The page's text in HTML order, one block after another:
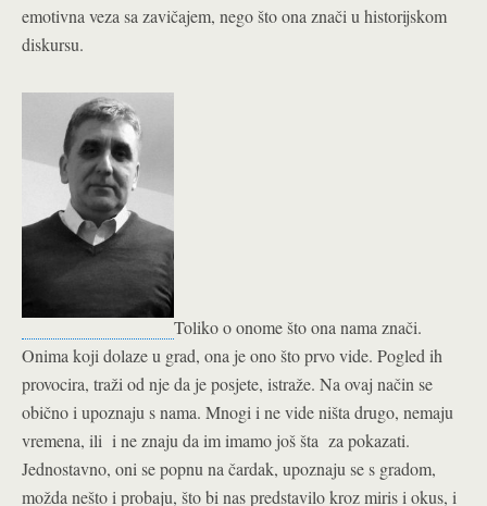
emotivna veza sa zavičajem, nego što ona znači u historijskom
diskursu.
Toliko o onome što ona nama znači.
Onima koji dolaze u grad, ona je ono što prvo vide. Pogled ih
provocira, traži od nje da je posjete, istraže. Na ovaj način se
obično i upoznaju s nama. Mnogi i ne vide ništa drugo, nemaju
vremena, ili i ne znaju da im imamo još šta za pokazati.
Jednostavno, oni se popnu na čardak, upoznaju se s gradom,
možda nešto i probaju, što bi nas predstavilo kroz miris i okus, i